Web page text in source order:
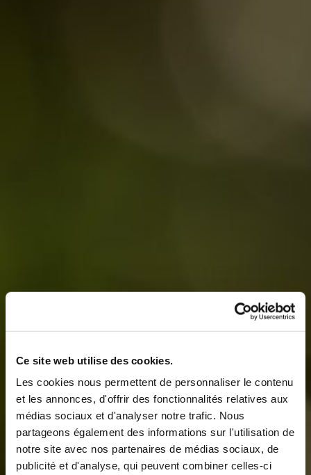
Ce site web utilise des cookies.
Les cookies nous permettent de personnaliser le contenu
et les annonces, d'offrir des fonctionnalités relatives aux
médias sociaux et d'analyser notre trafic. Nous
partageons également des informations sur l'utilisation de
notre site avec nos partenaires de médias sociaux, de
publicité et d'analyse, qui peuvent combiner celles-ci